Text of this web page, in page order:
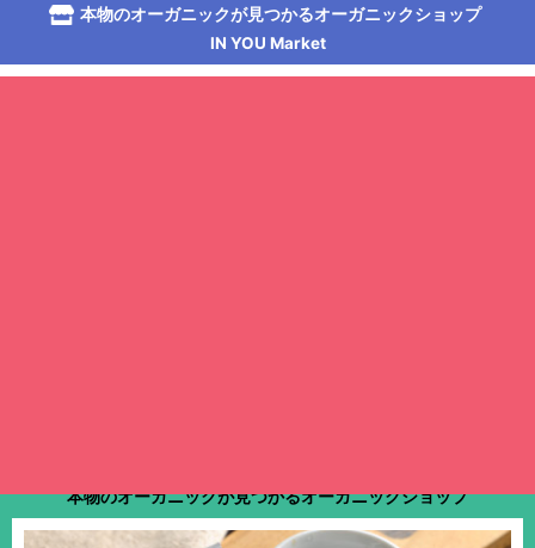
本物のオーガニックが見つかるオーガニックショップ
IN YOU Market
本物のオーガニックが見つかるオーガニックショップ